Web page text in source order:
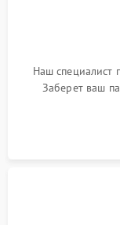
Наш специалист
Заберет ваш